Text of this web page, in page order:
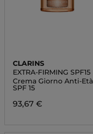
CLARINS
EXTRA-FIRMING SPF15
Crema Giorno Anti-Età
SPF 15
93,67 €